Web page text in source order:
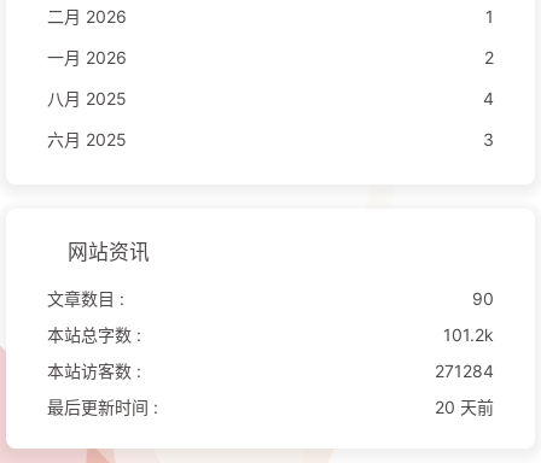
二月 2026
1
一月 2026
2
八月 2025
4
六月 2025
3
网站资讯
文章数目 :
90
本站总字数 :
101.2k
本站访客数 :
271284
最后更新时间 :
20 天前